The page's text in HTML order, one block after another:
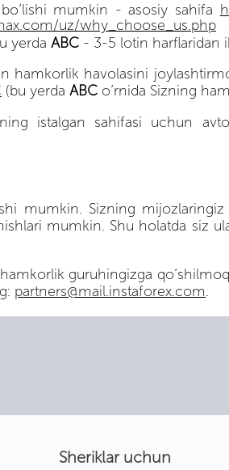
mumkin - asosiy sahifa
uz/why_choose_us.php
yerda ABC - 3-5 lotin harflaridan
havolasini
(bu yerda АВС o’rnida Sizning
istalgan sahifasi uchun
mumkin. Sizning mijozlaringiz
mumkin. Shu holatda siz
guruhingizga
partners@mail.instaforex.com.
Sheriklar uchun